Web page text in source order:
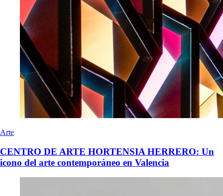
Arte
CENTRO DE ARTE HORTENSIA HERRERO: Un
icono del arte contemporáneo en Valencia